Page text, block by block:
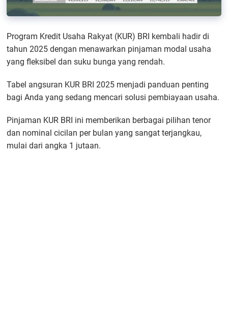
Program Kredit Usaha Rakyat (KUR) BRI kembali hadir di
tahun 2025 dengan menawarkan pinjaman modal usaha
yang fleksibel dan suku bunga yang rendah.
Tabel angsuran KUR BRI 2025 menjadi panduan penting
bagi Anda yang sedang mencari solusi pembiayaan usaha.
Pinjaman KUR BRI ini memberikan berbagai pilihan tenor
dan nominal cicilan per bulan yang sangat terjangkau,
mulai dari angka 1 jutaan.